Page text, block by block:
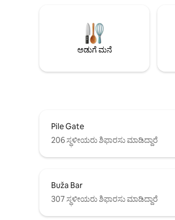
ಸಜ್ಜುಗೊಳಿಸಲಾಗಿದೆ, ಇದು ಐತಿಹಾಸಿಕ ಡುಬ್ರೊವ್ನಿಕ್‌ನ
ಅದ್ಭುತ ನೋಟವನ್ನು ಒದಗಿಸುತ್ತದೆ. ಗೆಸ್ಟ್‌ಗಳು
ಉದ್ಯಾನದಲ್ಲಿ ವಿಶ್ರಾಂತಿ ಪಡೆಯಬಹುದು, ಬಾರ್ಬೆಕ್ಯೂ
ಸೌಲಭ್ಯಗಳು ಮತ್ತು ಪೆರ್ಗೊಲಾ ಅಡಿಯಲ್ಲಿ ಹೊರಾಂಗಣ
ಲೌಂಜರ್‌ಗಳನ್ನು ಒದಗಿಸಲಾಗಿದೆ. ಲಾಂಡ್ರಿ ಸೌಲಭ್ಯಗಳು
ಅಡುಗೆ ಮನೆ
Pile Gate
206 ಸ್ಥಳೀಯರು ಶಿಫಾರಸು ಮಾಡಿದ್ದಾರೆ
Buža Bar
307 ಸ್ಥಳೀಯರು ಶಿಫಾರಸು ಮಾಡಿದ್ದಾರೆ